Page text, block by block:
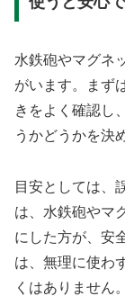
水鉄砲やマグネ
がいます。まず
きをよく確認し
うかどうかを決
目安としては、
は、水鉄砲やマ
にした方が、安
は、無理に使わ
くはありません。